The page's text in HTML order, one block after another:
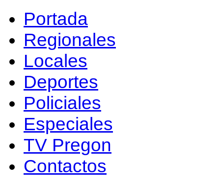
Portada
Regionales
Locales
Deportes
Policiales
Especiales
TV Pregon
Contactos